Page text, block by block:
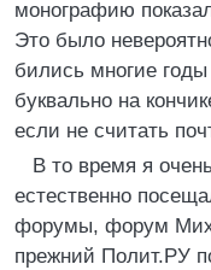
монографию
Это было
бились многие
буквально на
если не считать
В то время я
естественно
форумы, форум
прежний Полит.РУ